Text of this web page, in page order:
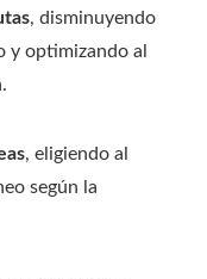
, disminuyendo
y optimizando al
, eligiendo al
según la